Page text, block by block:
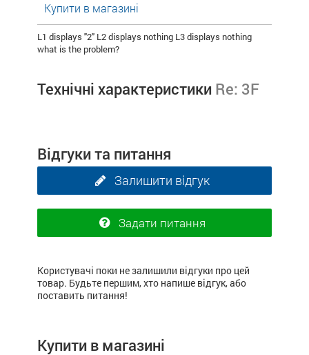
Купити в магазині
L1 displays "2" L2 displays nothing L3 displays nothing
what is the problem?
Технічні характеристики Re: 3F
Відгуки та питання
Залишити відгук
Задати питання
Користувачі поки не залишили відгуки про цей
товар. Будьте першим, хто напише відгук, або
поставить питання!
Купити в магазині